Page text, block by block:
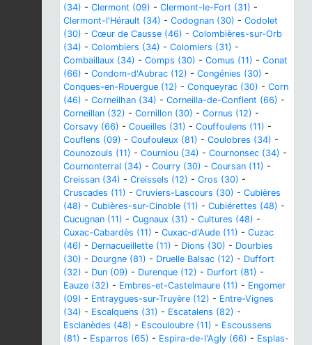
(34) - Clermont (09) - Clermont-le-Fort (31) -
Clermont-l'Hérault (34) - Codognan (30) - Codolet
(30) - Cœur de Causse (46) - Colombières-sur-Orb
(34) - Colombiers (34) - Colomiers (31) -
Combaillaux (34) - Comps (30) - Comus (11) - Conat
(66) - Condom-d'Aubrac (12) - Congénies (30) -
Conques-en-Rouergue (12) - Conqueyrac (30) - Corn
(46) - Corneilhan (34) - Corneilla-de-Conflent (66) -
Corneillan (32) - Cornillon (30) - Cornus (12) -
Corsavy (66) - Coueilles (31) - Couffoulens (11) -
Couflens (09) - Coufouleux (81) - Coulobres (34) -
Counozouls (11) - Courniou (34) - Cournonsec (34) -
Cournonterral (34) - Courry (30) - Coursan (11) -
Creissan (34) - Creissels (12) - Cros (30) -
Cruscades (11) - Cruviers-Lascours (30) - Cubières
(48) - Cubières-sur-Cinoble (11) - Cubiérettes (48) -
Cucugnan (11) - Cugnaux (31) - Cultures (48) -
Cuxac-Cabardès (11) - Cuxac-d'Aude (11) - Cuzac
(46) - Dernacueillette (11) - Dions (30) - Dourbies
(30) - Dourgne (81) - Druelle Balsac (12) - Duffort
(32) - Dun (09) - Durenque (12) - Durfort (81) -
Eauze (32) - Embres-et-Castelmaure (11) - Engomer
(09) - Entraygues-sur-Truyère (12) - Entre-Vignes
(34) - Escalquens (31) - Escatalens (82) -
Esclanèdes (48) - Escouloubre (11) - Escoussens
(81) - Esparros (65) - Espira-de-l'Agly (66) - Esplas-